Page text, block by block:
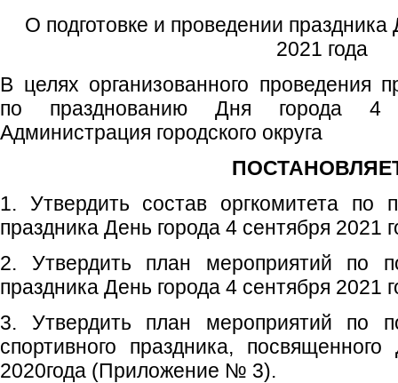
О подготовке и проведении праздника
2021 года
В целях организованного проведения
по празднованию Дня города 4
Администрация городского округа
1. Утвердить состав оргкомитета по
праздника День города 4 сентября
2. Утвердить план мероприятий по
праздника День города 4 сентября
3. Утвердить план мероприятий по
спортивного праздника,
2020года (Приложение № 3).